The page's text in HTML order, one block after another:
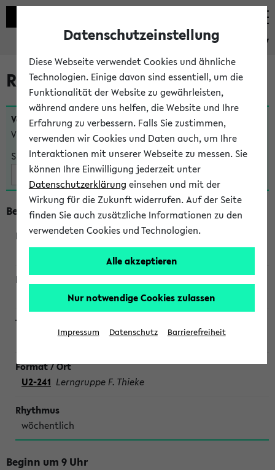
eKVV
Raumänderungen
Veranstaltungen , bei denen sich nach dem27.07.2026
Veranstaltungsorte geändert haben:
Suche:
Beginn um 8 Uhr
219801
SONDERTERMINE CHEMIE
U2-241 Lerngruppe F. Thieke
wöchentlich
Beginn um 9 Uhr
Datenschutzeinstellung
Diese Webseite verwendet Cookies und ähnliche
Technologien. Einige davon sind essentiell, um die
Funktionalität der Website zu gewährleisten,
während andere uns helfen, die Website und Ihre
Erfahrung zu verbessern. Falls Sie zustimmen,
verwenden wir Cookies und Daten auch, um Ihre
Interaktionen mit unserer Webseite zu messen. Sie
können Ihre Einwilligung jederzeit unter
Datenschutzerklärung einsehen und mit der
Wirkung für die Zukunft widerrufen. Auf der Seite
finden Sie auch zusätzliche Informationen zu den
verwendeten Cookies und Technologien.
Alle akzeptieren
Nur notwendige Cookies zulassen
Impressum Datenschutz Barrierefreiheit